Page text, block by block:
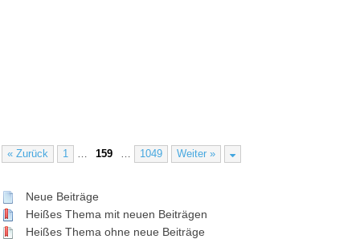
« Zurück 1 159 1049 Weiter »
Neue Beiträge
Heißes Thema mit neuen Beiträgen
Heißes Thema ohne neue Beiträge